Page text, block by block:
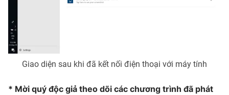
Giao diện sau khi đã kết nối điện thoại với máy tính
* Mời quý độc giả theo dõi các chương trình đã phát